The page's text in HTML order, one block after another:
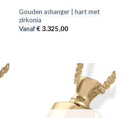
Gouden ashanger | hart met
zirkonia
Vanaf€3.325,00